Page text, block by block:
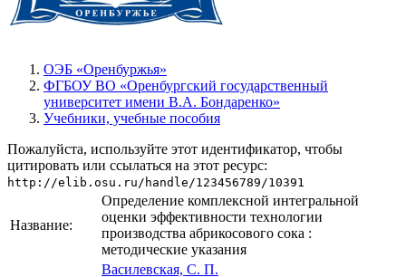
ОЭБ «Оренбуржья»
ФГБОУ ВО «Оренбургский государственный
университет имени В.А. Бондаренко»
Учебники, учебные пособия
Пожалуйста, используйте этот идентификатор, чтобы
цитировать или ссылаться на этот ресурс:
http://elib.osu.ru/handle/123456789/10391
Название:
Определение комплексной интегральной
оценки эффективности технологии
производства абрикосового сока :
методические указания
Василевская, С. П.